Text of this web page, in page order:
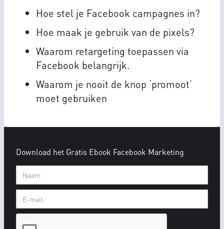
Hoe stel je Facebook campagnes in?
Hoe maak je gebruik van de pixels?
Waarom retargeting toepassen via
Facebook belangrijk.
Waarom je nooit de knop ‘promoot’
moet gebruiken
Download het Gratis Ebook Facebook Marketing